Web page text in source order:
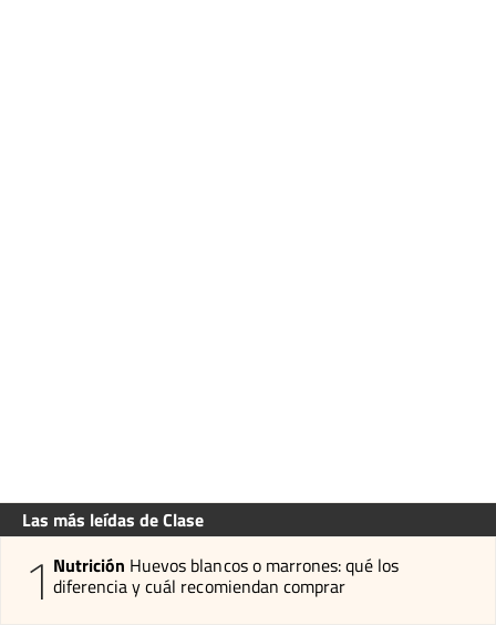
Las más leídas de Clase
1 Nutrición Huevos blancos o marrones: qué los
diferencia y cuál recomiendan comprar